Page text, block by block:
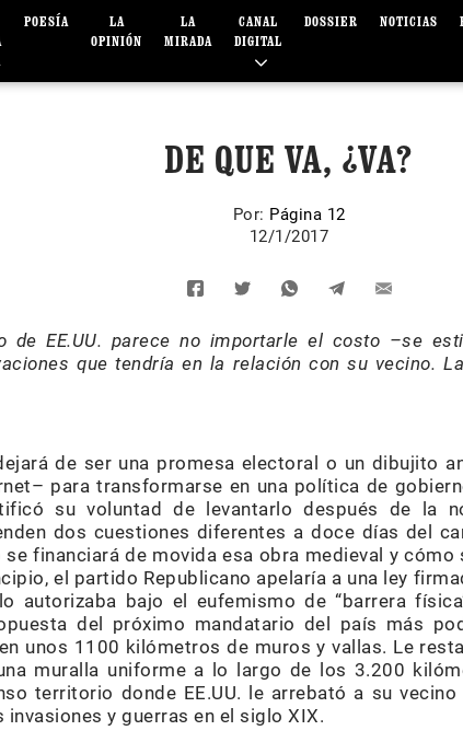
POESÍA
LA
OPINIÓN
LA
MIRADA
CANAL
DIGITAL
DOSSIER NOTICIAS
DE QUE VA, ¿VA?
Por: Página 12
12/1/2017
de EE.UU. parece no importarle el costo –se
que tendría en la relación con su vecino.
de ser una promesa electoral o un dibujito
para transformarse en una política de
su voluntad de levantarlo después de la
dos cuestiones diferentes a doce días del
financiará de movida esa obra medieval y cómo
el partido Republicano apelaría a una ley
autorizaba bajo el eufemismo de “barrera
del próximo mandatario del país más
unos 1100 kilómetros de muros y vallas. Le
muralla uniforme a lo largo de los 3.200
territorio donde EE.UU. le arrebató a su
y guerras en el siglo XIX.